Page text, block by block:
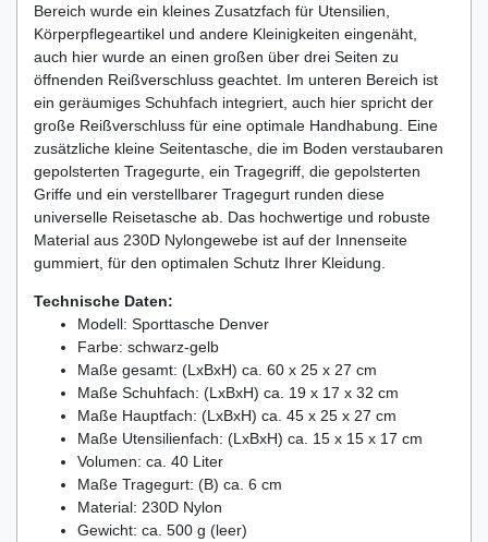
Bereich wurde ein kleines Zusatzfach für Utensilien,
Körperpflegeartikel und andere Kleinigkeiten eingenäht,
auch hier wurde an einen großen über drei Seiten zu
öffnenden Reißverschluss geachtet. Im unteren Bereich ist
ein geräumiges Schuhfach integriert, auch hier spricht der
große Reißverschluss für eine optimale Handhabung. Eine
zusätzliche kleine Seitentasche, die im Boden verstaubaren
gepolsterten Tragegurte, ein Tragegriff, die gepolsterten
Griffe und ein verstellbarer Tragegurt runden diese
universelle Reisetasche ab. Das hochwertige und robuste
Material aus 230D Nylongewebe ist auf der Innenseite
gummiert, für den optimalen Schutz Ihrer Kleidung.
Technische Daten:
Modell: Sporttasche Denver
Farbe: schwarz-gelb
Maße gesamt: (LxBxH) ca. 60 x 25 x 27 cm
Maße Schuhfach: (LxBxH) ca. 19 x 17 x 32 cm
Maße Hauptfach: (LxBxH) ca. 45 x 25 x 27 cm
Maße Utensilienfach: (LxBxH) ca. 15 x 15 x 17 cm
Volumen: ca. 40 Liter
Maße Tragegurt: (B) ca. 6 cm
Material: 230D Nylon
Gewicht: ca. 500 g (leer)